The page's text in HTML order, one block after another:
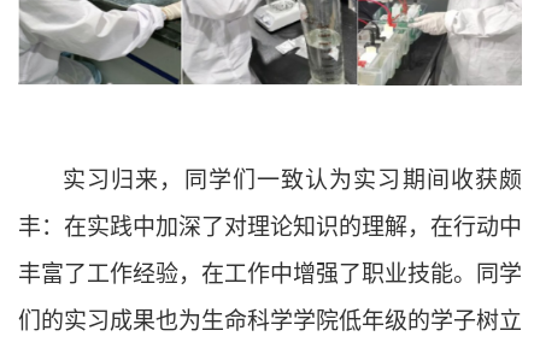
实习归来，同学们一致认为实习期间收获颇
丰：在实践中加深了对理论知识的理解，在行动中
丰富了工作经验，在工作中增强了职业技能。同学
们的实习成果也为生命科学学院低年级的学子树立